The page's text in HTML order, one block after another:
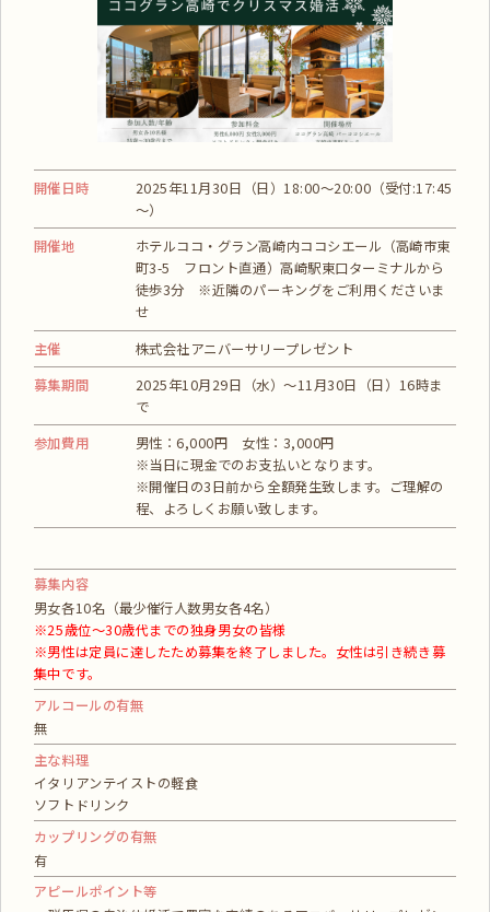
開催日時
2025年11月30日（日）18:00～20:00（受付:17:45
～）
開催地
ホテルココ・グラン高崎内ココシエール（高崎市東
町3-5 フロント直通）高崎駅東口ターミナルから
徒歩3分 ※近隣のパーキングをご利用くださいま
せ
主催
株式会社アニバーサリープレゼント
募集期間
2025年10月29日（水）～11月30日（日）16時ま
で
参加費用
男性：6,000円 女性：3,000円
※当日に現金でのお支払いとなります。
※開催日の3日前から全額発生致します。ご理解の
程、よろしくお願い致します。
募集内容
男女各10名（最少催行人数男女各4名）
※25歳位～30歳代までの独身男女の皆様
※男性は定員に達したため募集を終了しました。女性は引き続き募
集中です。
アルコールの有無
無
主な料理
イタリアンテイストの軽食
ソフトドリンク
カップリングの有無
有
アピールポイント等